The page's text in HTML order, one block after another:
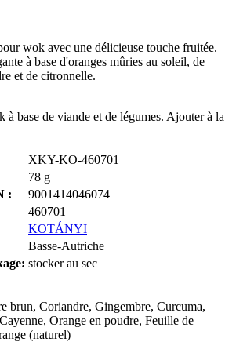
wok avec une délicieuse touche fruitée.
à base d'oranges mûries au soleil, de
et de citronnelle.
à base de viande et de légumes. Ajouter à la
XKY-KO-460701
78 g
:
9001414046074
460701
KOTÁNYI
Basse-Autriche
stocker au sec
brun, Coriandre, Gingembre, Curcuma,
Orange en poudre, Feuille de
(naturel)